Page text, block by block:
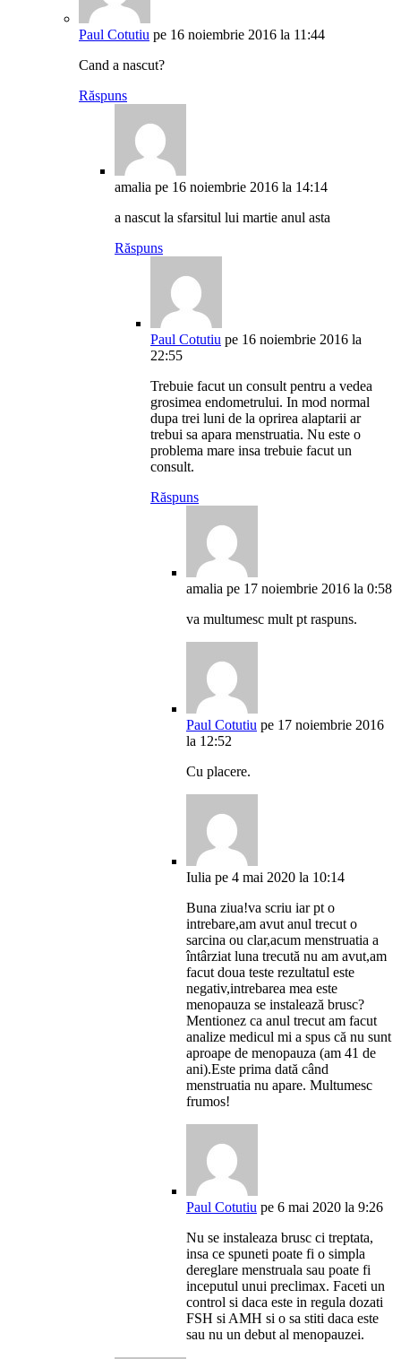
Paul Cotutiu pe 16 noiembrie 2016 la 11:44
Cand a nascut?
Răspuns
amalia pe 16 noiembrie 2016 la 14:14
a nascut la sfarsitul lui martie anul asta
Răspuns
Paul Cotutiu pe 16 noiembrie 2016 la
22:55
Trebuie facut un consult pentru a vedea
grosimea endometrului. In mod normal
dupa trei luni de la oprirea alaptarii ar
trebui sa apara menstruatia. Nu este o
problema mare insa trebuie facut un
consult.
Răspuns
amalia pe 17 noiembrie 2016 la 0:58
va multumesc mult pt raspuns.
Paul Cotutiu pe 17 noiembrie 2016
la 12:52
Cu placere.
Iulia pe 4 mai 2020 la 10:14
Buna ziua!va scriu iar pt o
intrebare,am avut anul trecut o
sarcina ou clar,acum menstruatia a
întârziat luna trecută nu am avut,am
facut doua teste rezultatul este
negativ,intrebarea mea este
menopauza se instalează brusc?
Mentionez ca anul trecut am facut
analize medicul mi a spus că nu sunt
aproape de menopauza (am 41 de
ani).Este prima dată când
menstruatia nu apare. Multumesc
frumos!
Paul Cotutiu pe 6 mai 2020 la 9:26
Nu se instaleaza brusc ci treptata,
insa ce spuneti poate fi o simpla
dereglare menstruala sau poate fi
inceputul unui preclimax. Faceti un
control si daca este in regula dozati
FSH si AMH si o sa stiti daca este
sau nu un debut al menopauzei.